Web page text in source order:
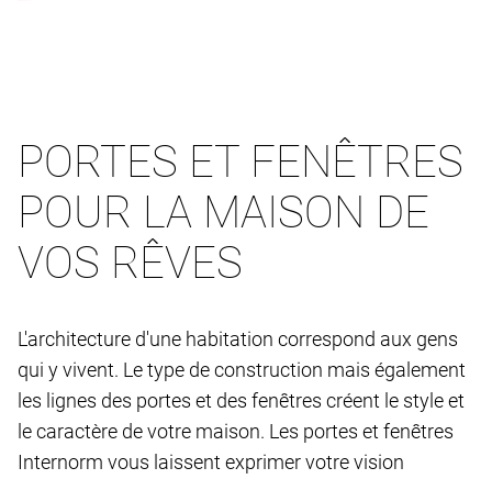
PORTES ET FENÊTRES
POUR LA MAISON DE
VOS RÊVES
L'architecture d'une habitation correspond aux gens
qui y vivent. Le type de construction mais également
les lignes des portes et des fenêtres créent le style et
le caractère de votre maison. Les portes et fenêtres
Internorm vous laissent exprimer votre vision